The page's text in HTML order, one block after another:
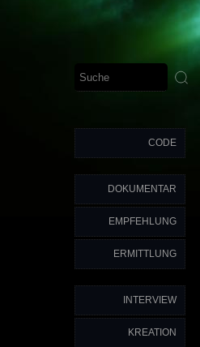
CODE
DOKUMENTAR
EMPFEHLUNG
ERMITTLUNG
INTERVIEW
KREATION